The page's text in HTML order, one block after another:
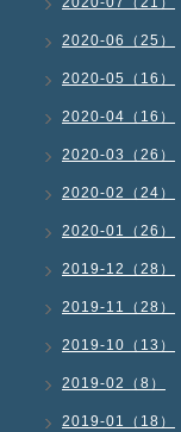
2020-06（25）
2020-05（16）
2020-04（16）
2020-03（26）
2020-02（24）
2020-01（26）
2019-12（28）
2019-11（28）
2019-10（13）
2019-02（8）
2019-01（18）